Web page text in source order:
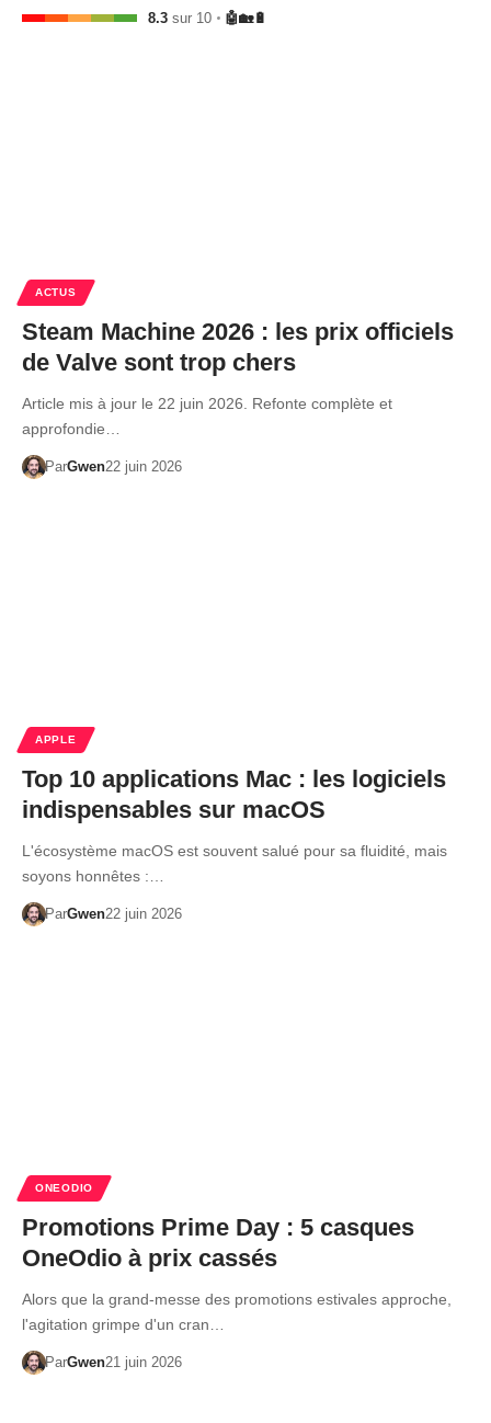
8.3 sur 10 🤖🏡🔋
ACTUS
Steam Machine 2026 : les prix officiels
de Valve sont trop chers
Article mis à jour le 22 juin 2026. Refonte complète et
approfondie…
ParGwen22 juin 2026
APPLE
Top 10 applications Mac : les logiciels
indispensables sur macOS
L'écosystème macOS est souvent salué pour sa fluidité, mais
soyons honnêtes :…
ParGwen22 juin 2026
ONEODIO
Promotions Prime Day : 5 casques
OneOdio à prix cassés
Alors que la grand-messe des promotions estivales approche,
l'agitation grimpe d'un cran…
ParGwen21 juin 2026